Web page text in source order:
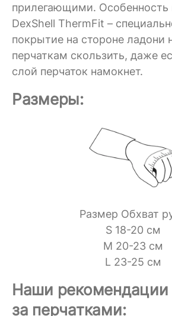
прилегающими. Особенность
DexShell ThermFit –
покрытие на стороне ладони
перчаткам скользить, даже
слой перчаток намокнет.
Размеры:
Размер Обхват
S 18-20 см
M 20-23 см
L 23-25 см
Наши рекомендации
за перчатками: